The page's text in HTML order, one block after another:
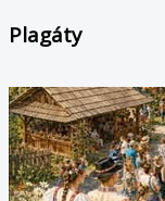
Plagáty